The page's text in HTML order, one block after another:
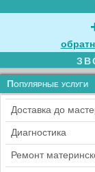
Популярные услуги
Доставка до
Диагностика
Ремонт